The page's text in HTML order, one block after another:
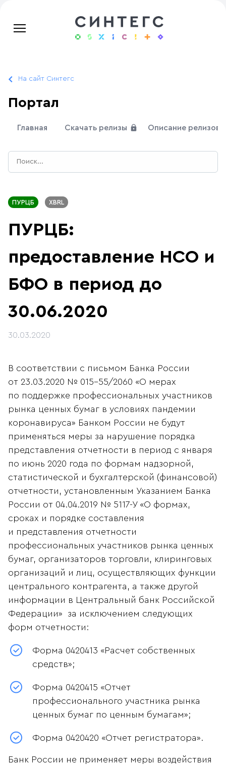
На сайт Синтегс
Портал
Главная Скачать релизы Описание релизов
ПУРЦБ XBRL
ПУРЦБ:
предоставление НСО и
БФО в период до
30.06.2020
30.03.2020
В соответствии с письмом Банка России
от 23.03.2020 № 015-55/2060 «О мерах
по поддержке профессиональных участников
рынка ценных бумаг в условиях пандемии
коронавируса» Банком России не будут
применяться меры за нарушение порядка
представления отчетности в период с января
по июнь 2020 года по формам надзорной,
статистической и бухгалтерской (финансовой)
отчетности, установленным Указанием Банка
России от 04.04.2019 № 5117-У«О формах,
сроках и порядке составления
и представления отчетности
профессиональных участников рынка ценных
бумаг, организаторов торговли, клиринговых
организаций и лиц, осуществляющих функции
центрального контрагента, а также другой
информации в Центральный банк Российской
Федерации» за исключением следующих
форм отчетности:
Форма 0420413 «Расчет собственных
средств»;
Форма 0420415 «Отчет
профессионального участника рынка
ценных бумаг по ценным бумагам»;
Форма 0420420 «Отчет регистратора».
Банк России не применяет меры воздействия